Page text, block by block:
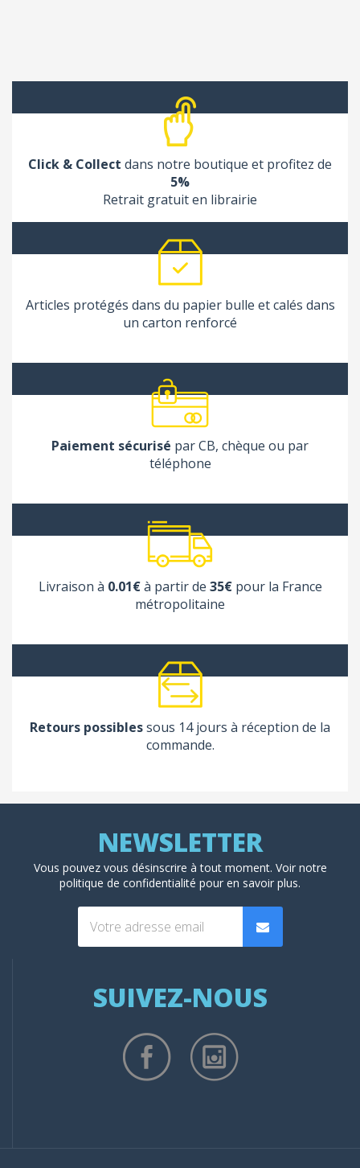
Click & Collect dans notre boutique et profitez de
5%
Retrait gratuit en librairie
Articles protégés dans du papier bulle et calés dans
un carton renforcé
Paiement sécurisé par CB, chèque ou par
téléphone
Livraison à 0.01€à partir de 35€pour la France
métropolitaine
Retours possiblessous 14 jours à réception de la
commande.
Vous pouvez vous désinscrire à tout moment. Voir notre
politique de confidentialité pour en savoir plus.
SUIVEZ-NOUS